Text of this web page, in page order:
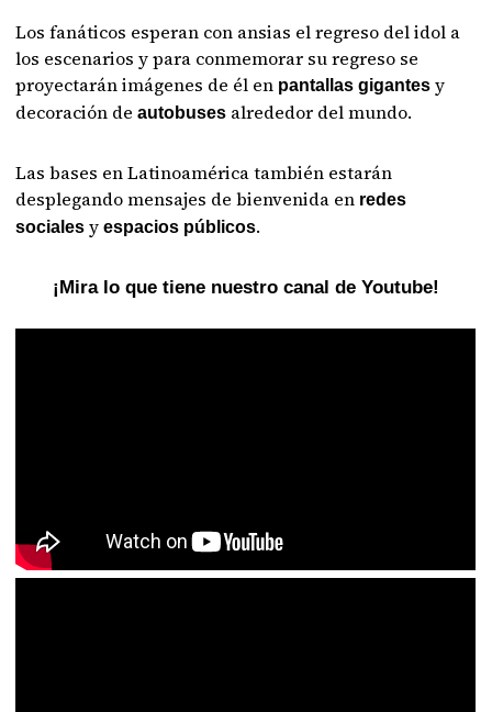
Los fanáticos esperan con ansias el regreso del idol a
los escenarios y para conmemorar su regreso se
proyectarán imágenes de él en pantallas gigantes y
decoración deautobuses alrededor del mundo.
Las bases en Latinoamérica también estarán
desplegando mensajes de bienvenida en redes
sociales yespacios públicos.
¡Mira lo que tiene nuestro canal de Youtube!